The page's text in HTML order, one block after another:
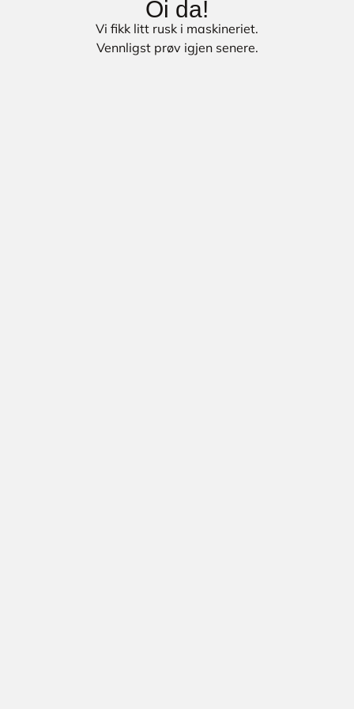
Oi da!
Vi fikk litt rusk i maskineriet.
Vennligst prøv igjen senere.